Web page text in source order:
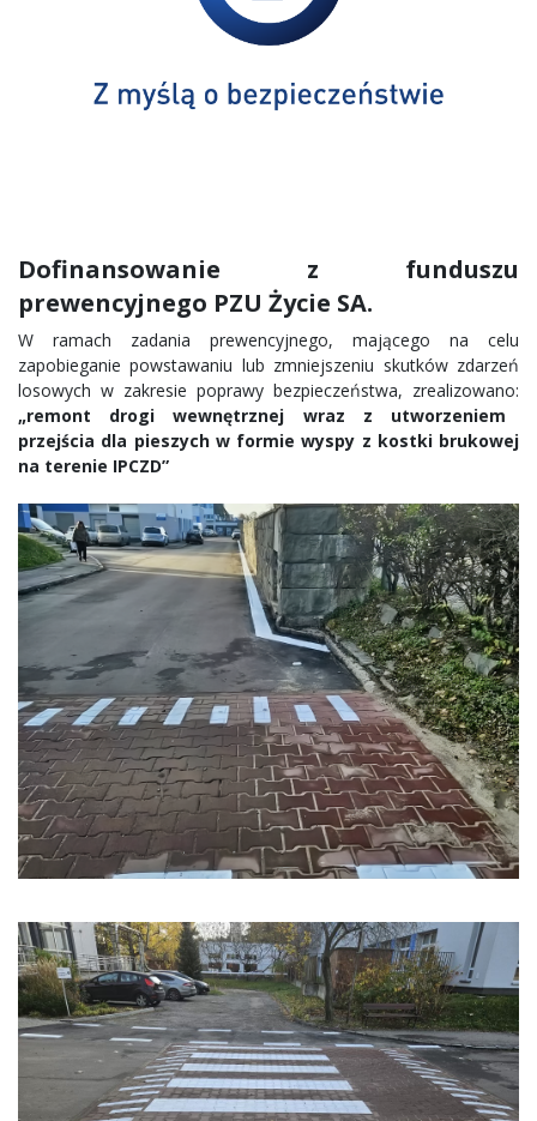
Dofinansowanie z funduszu
prewencyjnego PZU Życie SA.
W ramach zadania prewencyjnego, mającego na celu
zapobieganie powstawaniu lub zmniejszeniu skutków zdarzeń
losowych w zakresie poprawy bezpieczeństwa, zrealizowano:
„remont drogi wewnętrznej wraz z utworzeniem
przejścia dla pieszych w formie wyspy z kostki brukowej
na terenie IPCZD”